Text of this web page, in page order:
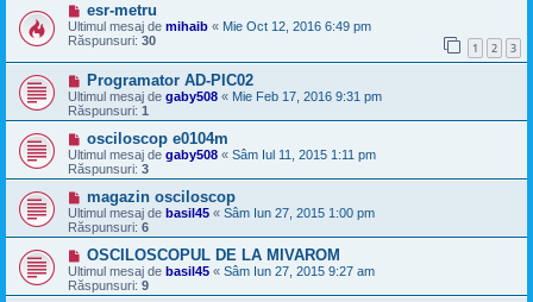
esr-metru
Ultimul mesaj de mihaib « Mie Oct 12, 2016 6:49 pm
Răspunsuri: 30 1 2 3
Programator AD-PIC02
Ultimul mesaj de gaby508 « Mie Feb 17, 2016 9:31 pm
Răspunsuri: 1
osciloscop e0104m
Ultimul mesaj de gaby508 « Sâm Iul 11, 2015 1:11 pm
Răspunsuri: 3
magazin osciloscop
Ultimul mesaj de basil45 « Sâm Iun 27, 2015 1:00 pm
Răspunsuri: 6
OSCILOSCOPUL DE LA MIVAROM
Ultimul mesaj de basil45 « Sâm Iun 27, 2015 9:27 am
Răspunsuri: 9